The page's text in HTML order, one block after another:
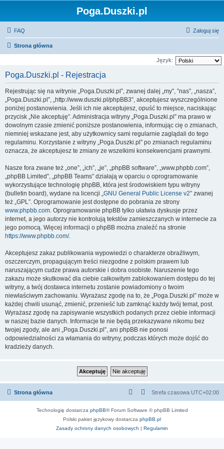
Poga.Duszki.pl
FAQ Zaloguj się
Strona główna
Język:
Poga.Duszki.pl - Rejestracja
Rejestrując się na witrynie „Poga.Duszki.pl”, zwanej dalej „my”, ”nas”, „nasza”,
„Poga.Duszki.pl”, „http://www.duszki.pl/phpBB3”, akceptujesz wyszczególnione
poniżej postanowienia. Jeśli ich nie akceptujesz, opuść to miejsce, naciskając
przycisk „Nie akceptuję”. Administracja witryny „Poga.Duszki.pl” ma prawo w
dowolnym czasie zmienić poniższe postanowienia, informując cię o zmianach,
niemniej wskazane jest, aby użytkownicy sami regularnie zaglądali do tego
regulaminu. Korzystanie z witryny „Poga.Duszki.pl” po zmianach regulaminu
oznacza, że akceptujesz te zmiany ze wszelkimi konsekwencjami prawnymi.
Nasze fora zwane też „one”, „ich”, „je”, „phpBB software”, „www.phpbb.com”,
„phpBB Limited”, „phpBB Teams” działają w oparciu o oprogramowanie
wykorzystujące technologię phpBB, która jest środowiskiem typu witryny
(bulletin board), wydane na licencji „GNU General Public License v2” zwanej
też „GPL”. Oprogramowanie jest dostępne do pobrania ze strony
www.phpbb.com. Oprogramowanie phpBB tylko ułatwia dyskusje przez
internet, a jego autorzy nie kontrolują tekstów zamieszczanych w internecie za
jego pomocą. Więcej informacji o phpBB można znaleźć na stronie
https://www.phpbb.com/.
Akceptujesz zakaz publikowania wypowiedzi o charakterze obraźliwym,
oszczerczym, propagującym treści niezgodne z polskim prawem lub
naruszającym cudze prawa autorskie i dobra osobiste. Naruszenie tego
zakazu może skutkować dla ciebie całkowitym zablokowaniem dostępu do tej
witryny, a twój dostawca internetu zostanie powiadomiony o twoim
niewłaściwym zachowaniu. Wyrażasz zgodę na to, że „Poga.Duszki.pl” może w
każdej chwili usunąć, zmienić, przenieść lub zamknąć każdy twój temat, post.
Wyrażasz zgodę na zapisywanie wszystkich podanych przez ciebie informacji
w naszej bazie danych. Informacje te nie będą przekazywane nikomu bez
twojej zgody, ale ani „Poga.Duszki.pl”, ani phpBB nie ponosi
odpowiedzialności za włamania do witryny, podczas których może dojść do
kradzieży danych.
Strona główna Strefa czasowa UTC+02:00
Technologię dostarcza phpBB® Forum Software © phpBB Limited
Polski pakiet językowy dostarcza phpBB.pl
Zasady ochrony danych osobowych | Regulamin